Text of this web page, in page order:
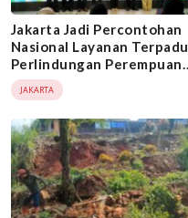
Jakarta Jadi Percontohan
Nasional Layanan Terpadu
Perlindungan Perempuan
dan Anak
JAKARTA